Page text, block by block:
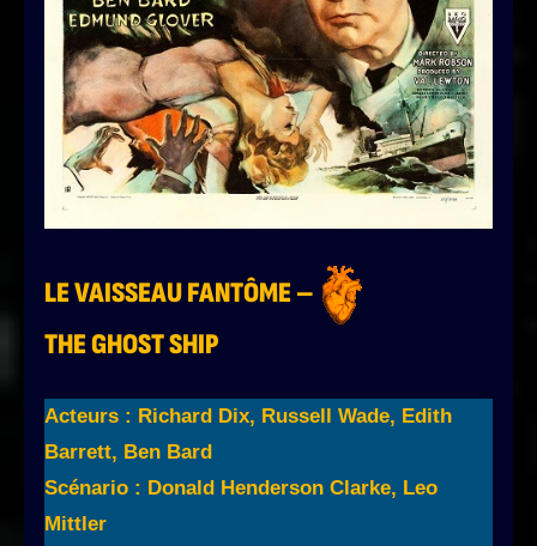
LE VAISSEAU FANTÔME –
THE GHOST SHIP
Acteurs : Richard Dix, Russell Wade, Edith
Barrett, Ben Bard
Scénario : Donald Henderson Clarke, Leo
Mittler